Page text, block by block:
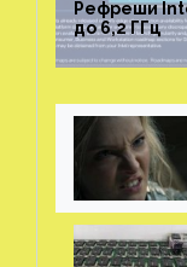
Рефреши
до 6,2 ГГц